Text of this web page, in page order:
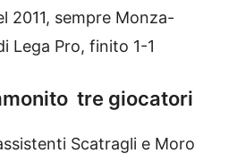
2011, sempre Monza-
Lega Pro, finito 1-1
tre giocatori
Scatragli e Moro